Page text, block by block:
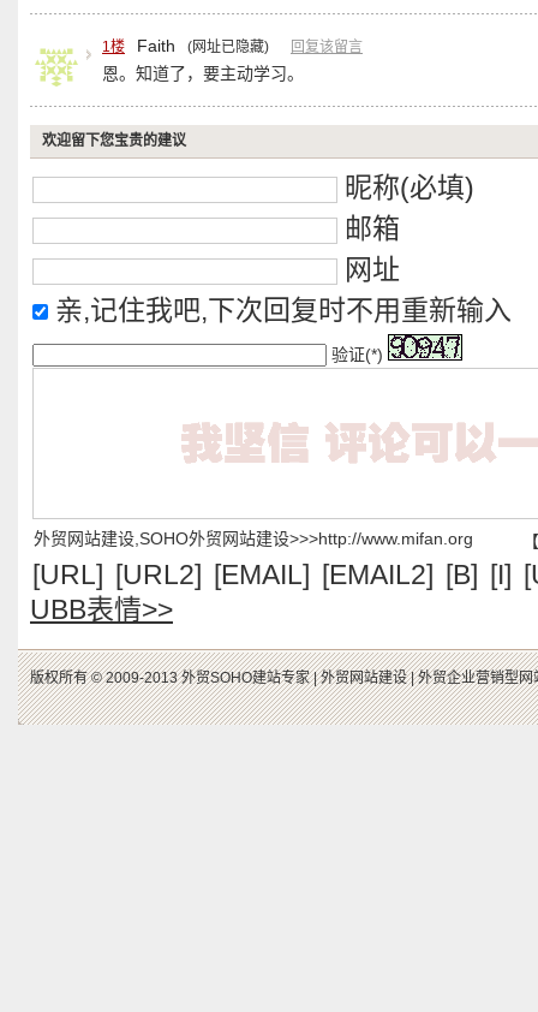
1楼 Faith (网址已隐藏) 回复该留言
恩。知道了，要主动学习。
欢迎留下您宝贵的建议
昵称(必填)
邮箱
网址
亲,记住我吧,下次回复时不用重新输入
验证(*)
【
外贸网站建设,SOHO外贸网站建设>>>http://www.mifan.org
[URL] [URL2] [EMAIL] [EMAIL2] [B] [I]
UBB表情>>
版权所有 © 2009-2013 外贸SOHO建站专家 |外贸网站建设 |外贸企业营销型网